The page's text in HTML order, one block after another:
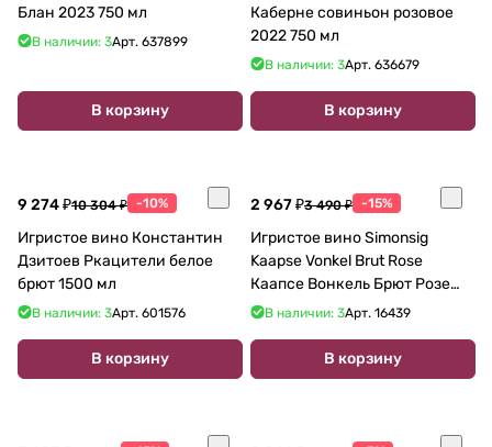
Блан 2023 750 мл
В наличии: 3Арт. 637899
В корзину
Каберне совиньон розовое
2022 750 мл
В наличии: 3Арт. 636679
В корзину
9 274 ₽10 304 ₽ -10%
Игристое вино Константин
Дзитоев Ркацители белое
брют 1500 мл
В наличии: 3Арт. 601576
В корзину
2 967 ₽3 490 ₽ -15%
Игристое вино Simonsig
Kaapse Vonkel Brut Rose
Каапсе Вонкель Брют Розе
2022 750 мл
В наличии: 3Арт. 16439
В корзину